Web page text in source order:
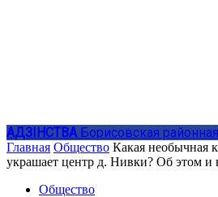
АДЗIНСТВА Борисовская
Главная Общество Какая необычная
украшает центр д. Нивки? Об этом и
Общество